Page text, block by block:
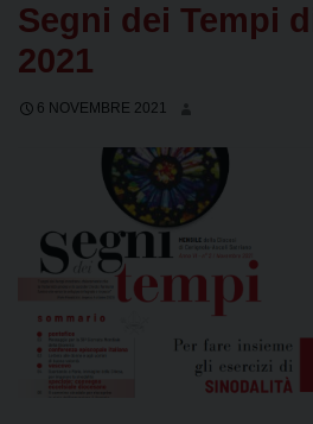
Segni dei Tempi
2021
6 NOVEMBRE 2021